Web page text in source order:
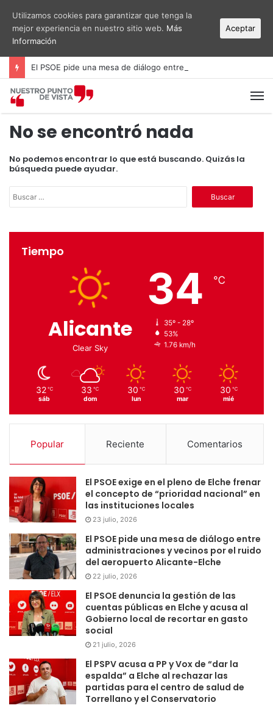
No se encontró nada
No podemos encontrar lo que está buscando. Quizás la
búsqueda puede ayudar.
c
Tiempo
Alicante
Clear Sky
34 ℃
35º - 28º
53%
1.76 km/h
32 ℃
sáb
33 ℃
dom
30 ℃
lun
30 ℃
mar
30 ℃
mié
Popular Reciente Comentarios
El PSOE exige en el pleno de Elche frenar
el concepto de “prioridad nacional” en
las instituciones locales
23 julio, 2026
El PSOE pide una mesa de diálogo entre
administraciones y vecinos por el ruido
del aeropuerto Alicante-Elche
22 julio, 2026
El PSOE denuncia la gestión de las
cuentas públicas en Elche y acusa al
Gobierno local de recortar en gasto
social
21 julio, 2026
El PSPV acusa a PP y Vox de “dar la
espalda” a Elche al rechazar las
partidas para el centro de salud de
Torrellano y el Conservatorio
Utilizamos cookies para garantizar que tenga la
mejor experiencia en nuestro sitio web. Más
Información
Aceptar